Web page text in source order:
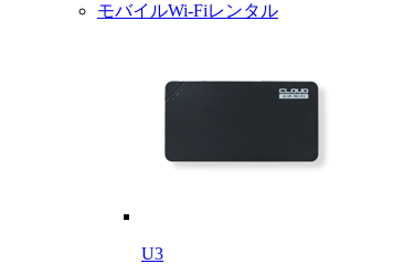
モバイルWi-Fiレンタル
U3